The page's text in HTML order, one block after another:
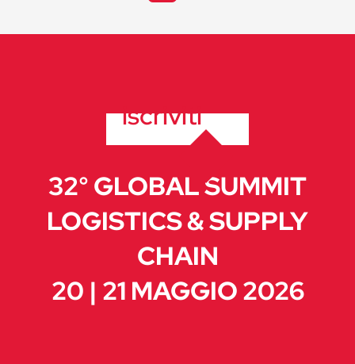
iscriviti
32° GLOBAL SUMMIT
LOGISTICS & SUPPLY
CHAIN
20 | 21 MAGGIO 2026